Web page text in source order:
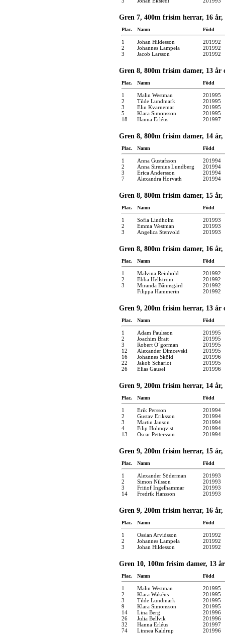
Gren 7, 400m frisim herrar, 16
Plac. Namn Född
1 Johan Hildesson
201992
2
Johannes Lampela
201992
3
Jacob Larsson 201992
Gren 8, 800m frisim damer, 13 år
Plac. Namn Född
1 Malin Westman
201995
2
Tilde Lundmark
201995
3
Elin Kvarnemar
201995
5
Klara Simonsson
201995
18
Hanna Erléus 201997
Gren 8, 800m frisim damer, 14
Plac. Namn Född
1 Anna Gustafsson
201994
2
Anna Sirenius Lundberg
201994
3
Erica Andersson
201994
7
Alexandra Horvath 201994
Gren 8, 800m frisim damer, 15
Plac. Namn Född
1 Sofia Lindholm
201993
2
Emma Westman
201993
3
Angelica Stenvold 201993
Gren 8, 800m frisim damer, 16
Plac. Namn Född
1 Malvina Reinhold
201992
2
Ebba Hellström
201992
3
Miranda Bånnsgård
201992
Filippa Hammerin
201992
Gren 9, 200m frisim herrar, 13 år
Plac. Namn Född
1 Adam Paulsson
201995
2
Joachim Bratt
201995
3
Robert O´gorman
201995
12
Alexander Dimcevski
201995
16
Johannes Sköld
201996
22
Jakob Schariot
201995
26
Elias Gausel 201996
Gren 9, 200m frisim herrar, 14
Plac. Namn Född
1 Erik Persson
201994
2
Gustav Eriksson
201994
3
Martin Janson
201994
4
Filip Holmqvist
201994
13
Oscar Pettersson 201994
Gren 9, 200m frisim herrar, 15
Plac. Namn Född
1 Alexander Söderman
201993
2
Simon Nilsson
201993
3
Fritiof Ingelhammar
201993
14
Fredrik Hansson 201993
Gren 9, 200m frisim herrar, 16
Plac. Namn Född
1 Ossian Arvidsson
201992
2
Johannes Lampela
201992
3
Johan Hildesson 201992
Gren 10, 100m frisim damer, 13
Plac. Namn Född
1 Malin Westman
201995
2
Klara Wakéus
201995
3
Tilde Lundmark
201995
9
Klara Simonsson
201995
14
Lina Berg
201996
26
Julia Bellvik
201996
32
Hanna Erléus
201997
74
Linnea Kaldrup 201996